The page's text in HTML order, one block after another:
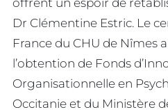
Dr Clémentine Estric. Le
France du CHU de Nîmes
l’obtention de Fonds
Organisationnelle en
Occitanie et du Ministère